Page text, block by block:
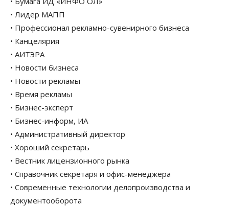
• Лидер МАПП
• Профессионал рекламно-сувенирного бизнеса
• Канцелярия
• АИТЭРА
• Новости бизнеса
• Новости рекламы
• Время рекламы
• Бизнес-эксперт
• Бизнес-информ, ИА
• Административный директор
• Хороший секретарь
• Вестник лицензионного рынка
• Справочник секретаря и офис-менеджера
• Современные технологии делопроизводства и
документооборота